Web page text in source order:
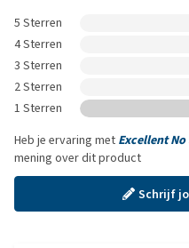
5 Sterren
4 Sterren
3 Sterren
2 Sterren
1 Sterren
Heb je ervaring met Excellent No
mening over dit product
Schrijf